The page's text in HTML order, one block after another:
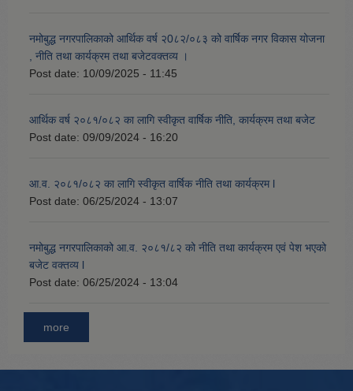
नमोबुद्ध नगरपालिकाको आर्थिक वर्ष २0८२/०८३ को वार्षिक नगर विकास योजना
, नीति तथा कार्यक्रम तथा बजेटवक्तव्य ।
Post date: 10/09/2025 - 11:45
आर्थिक वर्ष २०८१/०८२ का लागि स्वीकृत वार्षिक नीति, कार्यक्रम तथा बजेट
Post date: 09/09/2024 - 16:20
आ.व. २०८१/०८२ का लागि स्वीकृत वार्षिक नीति तथा कार्यक्रम l
Post date: 06/25/2024 - 13:07
नमोबुद्ध नगरपालिकाको आ‍.व. २०८१/८२ को नीति तथा कार्यक्रम एवं पेश भएको
बजेट वक्तव्य l
Post date: 06/25/2024 - 13:04
more